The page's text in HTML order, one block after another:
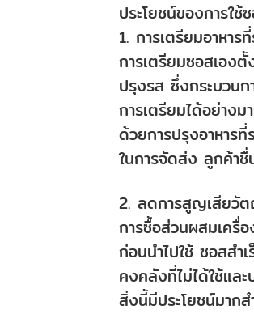
ประโยชน์ของการใช้
1. การเตรียมอาหาร
การเตรียมซอสเอง
ปรุงรส ซึ่งกระบวนก
การเตรียมได้อย่างม
ด้วยการปรุงอาหาร
ในการจัดส่ง ลูกค้าชื่
2. ลดการสูญเสียวั
การซื้อส่วนผสมเครื่
ก่อนนำไปใช้ ซอสส
คงคลังที่ไม่ได้ใช้และ
สิ่งนี้มีประโยชน์มาก